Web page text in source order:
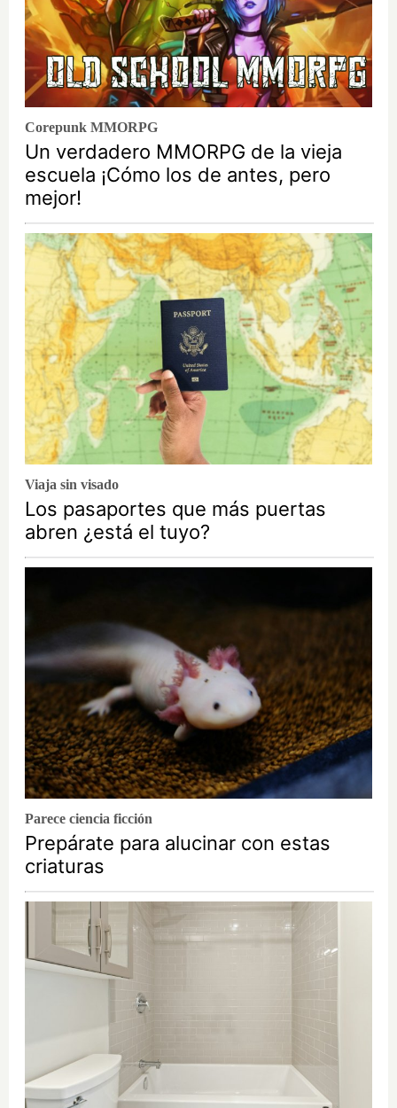
Corepunk MMORPG
Un verdadero MMORPG de la vieja
escuela ¡Cómo los de antes, pero
mejor!
Viaja sin visado
Los pasaportes que más puertas
abren ¿está el tuyo?
Parece ciencia ficción
Prepárate para alucinar con estas
criaturas